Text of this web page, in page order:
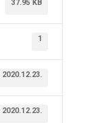
37.95 KB
1
2020.12.23.
2020.12.23.